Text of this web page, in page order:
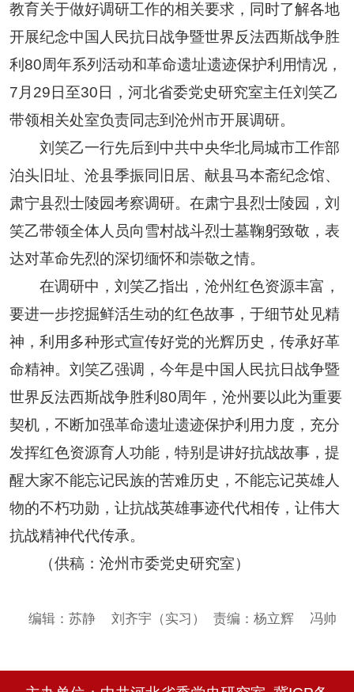
教育关于做好调研工作的相关要求，同时了解各地
开展纪念中国人民抗日战争暨世界反法西斯战争胜
利80周年系列活动和革命遗址遗迹保护利用情况，
7月29日至30日，河北省委党史研究室主任刘笑乙
带领相关处室负责同志到沧州市开展调研。
刘笑乙一行先后到中共中央华北局城市工作部
泊头旧址、沧县季振同旧居、献县马本斋纪念馆、
肃宁县烈士陵园考察调研。在肃宁县烈士陵园，刘
笑乙带领全体人员向雪村战斗烈士墓鞠躬致敬，表
达对革命先烈的深切缅怀和崇敬之情。
在调研中，刘笑乙指出，沧州红色资源丰富，
要进一步挖掘鲜活生动的红色故事，于细节处见精
神，利用多种形式宣传好党的光辉历史，传承好革
命精神。刘笑乙强调，今年是中国人民抗日战争暨
世界反法西斯战争胜利80周年，沧州要以此为重要
契机，不断加强革命遗址遗迹保护利用力度，充分
发挥红色资源育人功能，特别是讲好抗战故事，提
醒大家不能忘记民族的苦难历史，不能忘记英雄人
物的不朽功勋，让抗战英雄事迹代代相传，让伟大
抗战精神代代传承。
（供稿：沧州市委党史研究室）
编辑：苏静 刘齐宇（实习）责编：杨立辉 冯帅